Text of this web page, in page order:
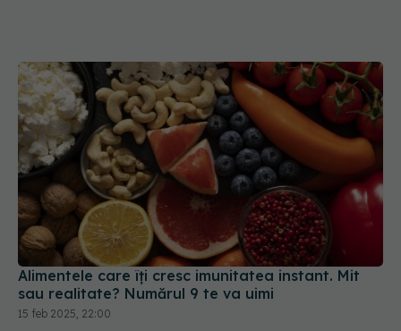
Alimentele care îți cresc imunitatea instant. Mit
sau realitate? Numărul 9 te va uimi
15 feb 2025, 22:00